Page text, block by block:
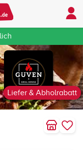
Liefer & Abholrabatt